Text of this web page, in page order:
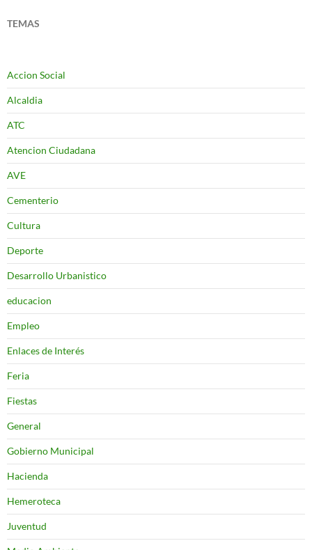
TEMAS
Accion Social
Alcaldia
ATC
Atencion Ciudadana
AVE
Cementerio
Cultura
Deporte
Desarrollo Urbanistico
educacion
Empleo
Enlaces de Interés
Feria
Fiestas
General
Gobierno Municipal
Hacienda
Hemeroteca
Juventud